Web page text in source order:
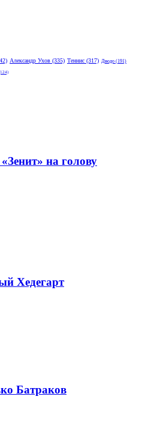
Александр Ухов (335) Теннис (317) Дзюдо (191)
на голову
Хедегарт
Батраков